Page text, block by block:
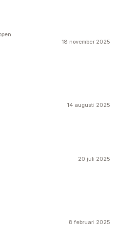
18 november 2025
14 augusti 2025
20 juli 2025
8 februari 2025